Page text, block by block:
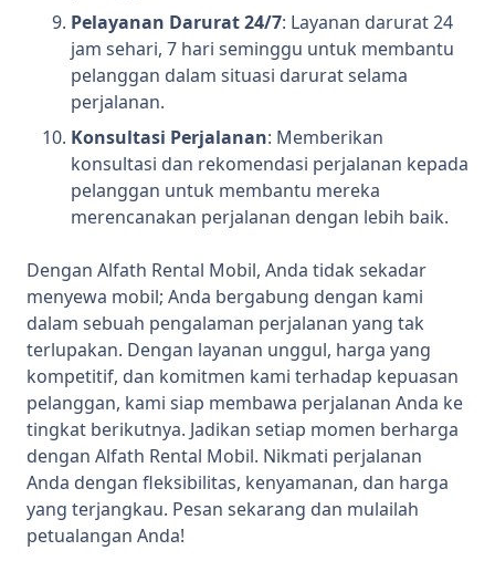
Pelayanan Darurat 24/7: Layanan darurat 24
jam sehari, 7 hari seminggu untuk membantu
pelanggan dalam situasi darurat selama
perjalanan.
Konsultasi Perjalanan: Memberikan
konsultasi dan rekomendasi perjalanan kepada
pelanggan untuk membantu mereka
merencanakan perjalanan dengan lebih baik.
Dengan Alfath Rental Mobil, Anda tidak sekadar
menyewa mobil; Anda bergabung dengan kami
dalam sebuah pengalaman perjalanan yang tak
terlupakan. Dengan layanan unggul, harga yang
kompetitif, dan komitmen kami terhadap kepuasan
pelanggan, kami siap membawa perjalanan Anda ke
tingkat berikutnya. Jadikan setiap momen berharga
dengan Alfath Rental Mobil. Nikmati perjalanan
Anda dengan fleksibilitas, kenyamanan, dan harga
yang terjangkau. Pesan sekarang dan mulailah
petualangan Anda!